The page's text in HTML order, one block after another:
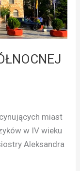
miast
w IV wieku
Aleksandra